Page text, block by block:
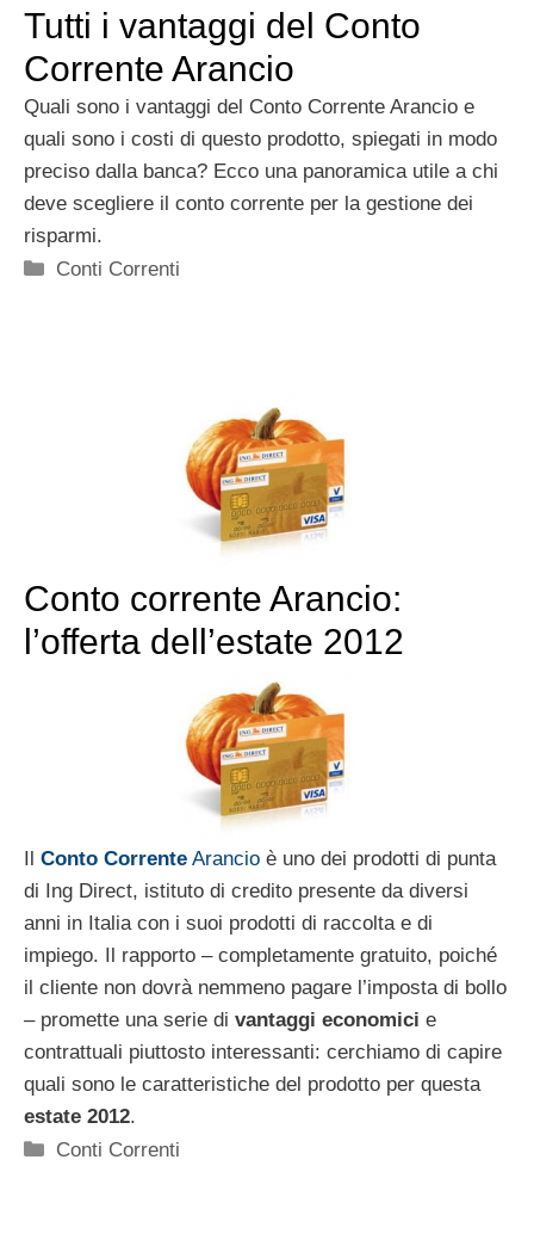
Tutti i vantaggi del Conto
Corrente Arancio
Quali sono i vantaggi del Conto Corrente Arancio e
quali sono i costi di questo prodotto, spiegati in modo
preciso dalla banca? Ecco una panoramica utile a chi
deve scegliere il conto corrente per la gestione dei
risparmi.
Categorie
Conti Correnti
Conto corrente Arancio:
l’offerta dell’estate 2012
Conto Corrente Arancio è uno dei prodotti di punta
di Ing Direct, istituto di credito presente da diversi
anni in Italia con i suoi prodotti di raccolta e di
impiego. Il rapporto – completamente gratuito, poiché
il cliente non dovrà nemmeno pagare l’imposta di bollo
– promette una serie di vantaggi economici e
contrattuali piuttosto interessanti: cerchiamo di capire
quali sono le caratteristiche del prodotto per questa
estate 2012.
Categorie
Conti Correnti